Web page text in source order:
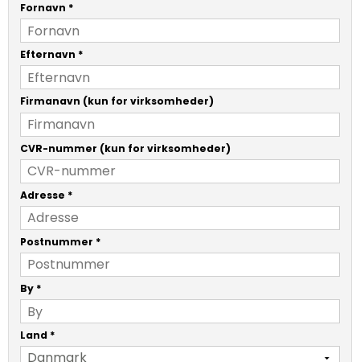
Fornavn *
Efternavn *
Firmanavn (kun for virksomheder)
CVR-nummer (kun for virksomheder)
Adresse *
Postnummer *
By *
Land *